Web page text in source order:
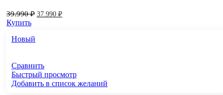
39.990₽ 37.990 ₽
Купить
Новый
Сравнить
Быстрый просмотр
Добавить в список желаний